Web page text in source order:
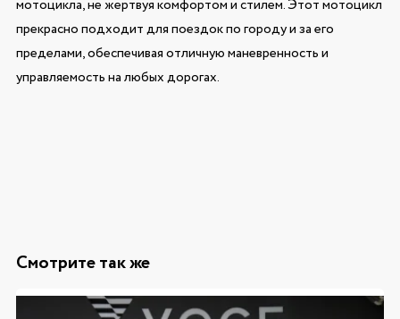
мотоцикла, не жертвуя комфортом и стилем. Этот мотоцикл
прекрасно подходит для поездок по городу и за его
пределами, обеспечивая отличную маневренность и
управляемость на любых дорогах.
Смотрите так же